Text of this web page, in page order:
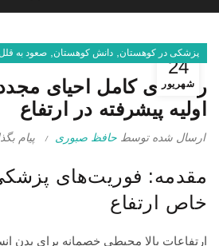
24
شهریور
پزشکی در کوهستان, دانش کوهستان, صعود به
کوهنوردی با اسکی
راهنمای کامل احیای
اولیه پیشرفته در ارتفاع
ارسال شده توسط حافظ صبوری پیام
مقدمه: فوریت‌های
خاص ارتفاع
ارتفاعات بالا محیطی خصمانه برای